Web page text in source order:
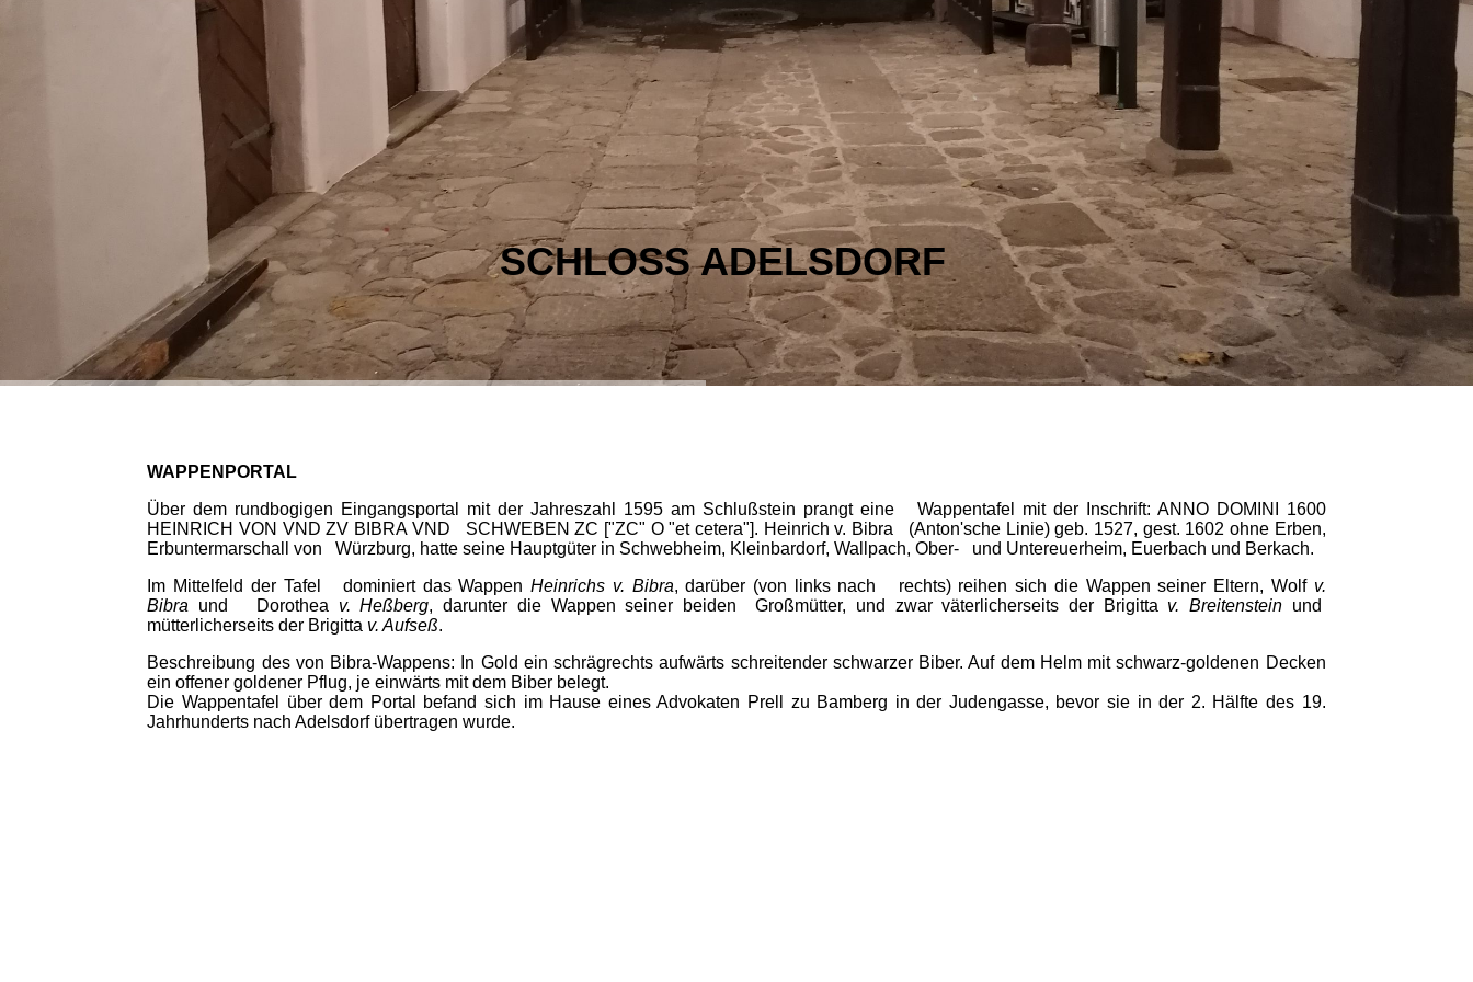
SCHLOSS ADELSDORF
WAPPENPORTAL
Über dem rundbogigen Eingangsportal mit der Jahreszahl 1595 am Schlußstein prangt eine Wappentafel mit der Inschrift: ANNO DOMINI 1600
HEINRICH VON VND ZV BIBRA VND SCHWEBEN ZC ["ZC" O "et cetera"]. Heinrich v. Bibra (Anton'sche Linie) geb. 1527, gest. 1602 ohne Erben,
Erbuntermarschall von Würzburg, hatte seine Hauptgüter in Schwebheim, Kleinbardorf, Wallpach, Ober- und Untereuerheim, Euerbach und Berkach.
Im Mittelfeld der Tafel dominiert das WappenHeinrichs v. Bibra, darüber (von links nach rechts) reihen sich die Wappen seiner Eltern, Wolf v.
Bibra und Dorothea v. Heßberg, darunter die Wappen seiner beiden Großmütter, und zwar väterlicherseits der Brigitta v. Breitensteinund
mütterlicherseits der Brigitta v. Aufseß.
Beschreibung des von Bibra-Wappens: In Gold ein schrägrechts aufwärts schreitender schwarzer Biber. Auf dem Helm mit schwarz-goldenen Decken
ein offener goldener Pflug, je einwärts mit dem Biber belegt.
Die Wappentafel über dem Portal befand sich im Hause eines Advokaten Prell zu Bamberg in der Judengasse, bevor sie in der 2. Hälfte des 19.
Jahrhunderts nach Adelsdorf übertragen wurde.